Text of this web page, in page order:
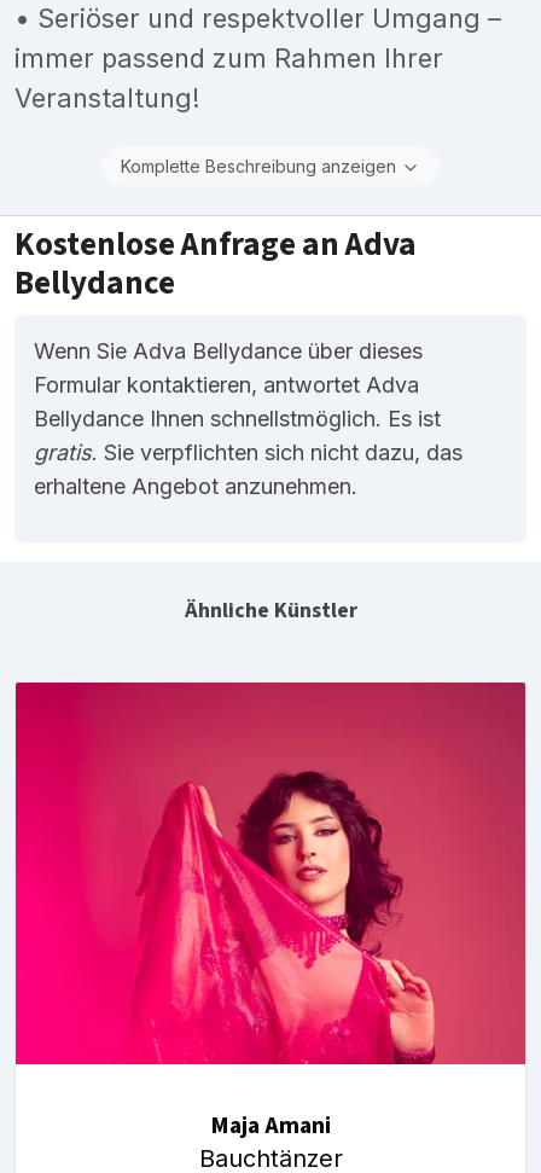
• Seriöser und respektvoller Umgang –
immer passend zum Rahmen Ihrer
Veranstaltung!
Komplette Beschreibung anzeigen
Kostenlose Anfrage an Adva
Bellydance
Wenn Sie Adva Bellydance über dieses
Formular kontaktieren, antwortet Adva
Bellydance Ihnen schnellstmöglich. Es ist
gratis. Sie verpflichten sich nicht dazu, das
erhaltene Angebot anzunehmen.
Ähnliche Künstler
Maja Amani
Bauchtänzer